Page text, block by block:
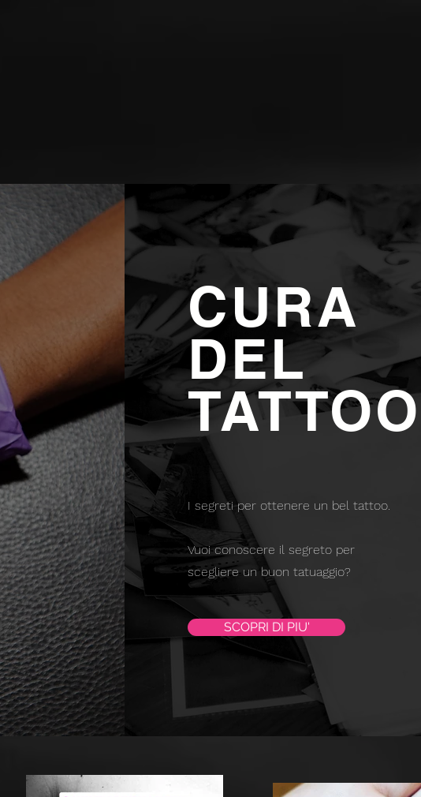
CURA
DEL
TATTOO
I segreti per ottenere un bel tattoo.
Vuoi conoscere il segreto per
scegliere un buon tatuaggio?
SCOPRI DI PIU'